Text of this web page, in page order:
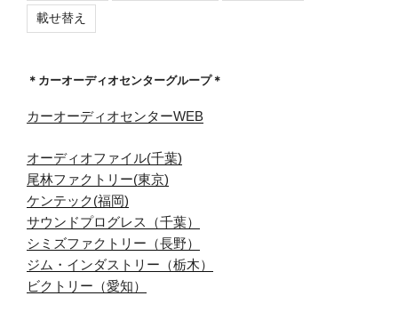
載せ替え
＊カーオーディオセンターグループ＊
カーオーディオセンターWEB
オーディオファイル(千葉)
尾林ファクトリー(東京)
ケンテック(福岡)
サウンドプログレス（千葉）
シミズファクトリー（長野）
ジム・インダストリー（栃木）
ビクトリー（愛知）